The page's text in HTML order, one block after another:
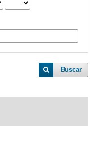
Buscar